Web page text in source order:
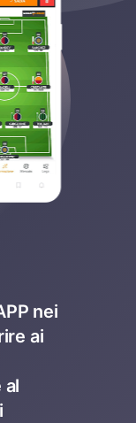
nei
ai
al